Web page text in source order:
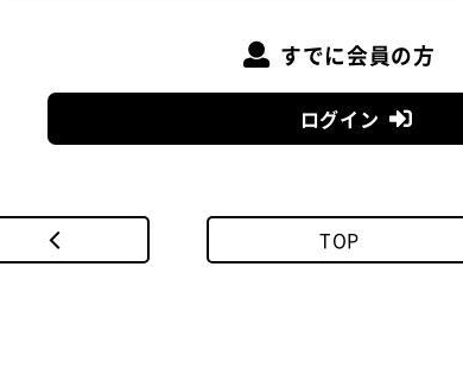
すでに会員の方
ログイン
TOP